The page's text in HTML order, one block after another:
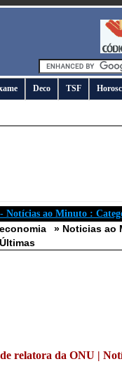
Deco TSF
Notícias ao Minuto :
» Noticias ao
relatora da ONU |